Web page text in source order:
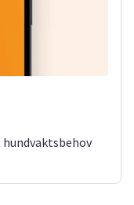
hundvaktsbehov